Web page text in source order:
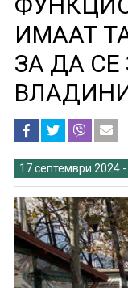
ИМААТ
ЗА ДА СЕ
17 септември 2024 -